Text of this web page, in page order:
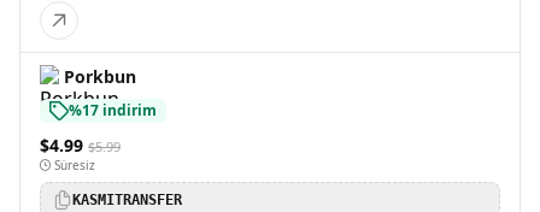
Porkbun
%17 indirim
$4.99 $5.99
Süresiz
KASMITRANSFER